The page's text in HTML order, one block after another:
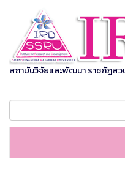
สถาบันวิจัยและพัฒนา ราชภัฏสว